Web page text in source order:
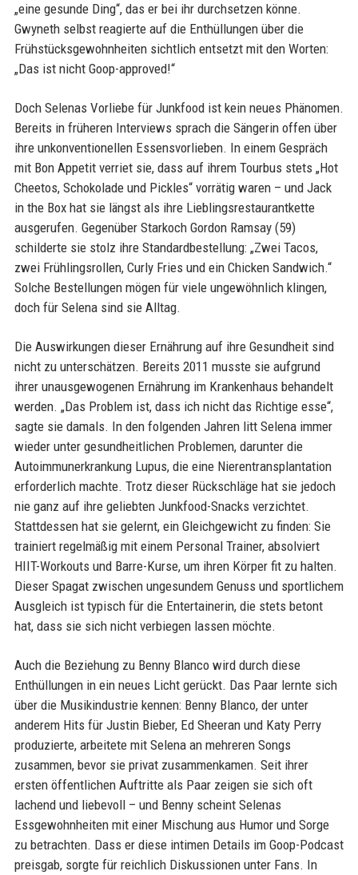
„eine gesunde Ding“, das er bei ihr durchsetzen könne.
Gwyneth selbst reagierte auf die Enthüllungen über die
Frühstücksgewohnheiten sichtlich entsetzt mit den Worten:
„Das ist nicht Goop-approved!“
Doch Selenas Vorliebe für Junkfood ist kein neues Phänomen.
Bereits in früheren Interviews sprach die Sängerin offen über
ihre unkonventionellen Essensvorlieben. In einem Gespräch
mit Bon Appetit verriet sie, dass auf ihrem Tourbus stets „Hot
Cheetos, Schokolade und Pickles“ vorrätig waren – und Jack
in the Box hat sie längst als ihre Lieblingsrestaurantkette
ausgerufen. Gegenüber Starkoch Gordon Ramsay (59)
schilderte sie stolz ihre Standardbestellung: „Zwei Tacos,
zwei Frühlingsrollen, Curly Fries und ein Chicken Sandwich.“
Solche Bestellungen mögen für viele ungewöhnlich klingen,
doch für Selena sind sie Alltag.
Die Auswirkungen dieser Ernährung auf ihre Gesundheit sind
nicht zu unterschätzen. Bereits 2011 musste sie aufgrund
ihrer unausgewogenen Ernährung im Krankenhaus behandelt
werden. „Das Problem ist, dass ich nicht das Richtige esse“,
sagte sie damals. In den folgenden Jahren litt Selena immer
wieder unter gesundheitlichen Problemen, darunter die
Autoimmunerkrankung Lupus, die eine Nierentransplantation
erforderlich machte. Trotz dieser Rückschläge hat sie jedoch
nie ganz auf ihre geliebten Junkfood-Snacks verzichtet.
Stattdessen hat sie gelernt, ein Gleichgewicht zu finden: Sie
trainiert regelmäßig mit einem Personal Trainer, absolviert
HIIT-Workouts und Barre-Kurse, um ihren Körper fit zu halten.
Dieser Spagat zwischen ungesundem Genuss und sportlichem
Ausgleich ist typisch für die Entertainerin, die stets betont
hat, dass sie sich nicht verbiegen lassen möchte.
Auch die Beziehung zu Benny Blanco wird durch diese
Enthüllungen in ein neues Licht gerückt. Das Paar lernte sich
über die Musikindustrie kennen: Benny Blanco, der unter
anderem Hits für Justin Bieber, Ed Sheeran und Katy Perry
produzierte, arbeitete mit Selena an mehreren Songs
zusammen, bevor sie privat zusammenkamen. Seit ihrer
ersten öffentlichen Auftritte als Paar zeigen sie sich oft
lachend und liebevoll – und Benny scheint Selenas
Essgewohnheiten mit einer Mischung aus Humor und Sorge
zu betrachten. Dass er diese intimen Details im Goop-Podcast
preisgab, sorgte für reichlich Diskussionen unter Fans. In